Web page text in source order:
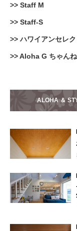
Staff M
Staff-S
ハワイアンセレ
Aloha G ちゃん
ALOHA ＆